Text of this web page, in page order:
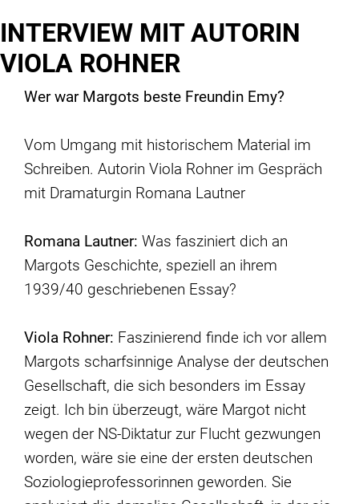
INTERVIEW MIT AUTORIN
VIOLA ROHNER
Wer war Margots beste Freundin Emy?
Vom Umgang mit historischem Material im
Schreiben. Autorin Viola Rohner im Gespräch
mit Dramaturgin Romana Lautner
Romana Lautner: Was fasziniert dich an
Margots Geschichte, speziell an ihrem
1939/40 geschriebenen Essay?
Viola Rohner: Faszinierend finde ich vor allem
Margots scharfsinnige Analyse der deutschen
Gesellschaft, die sich besonders im Essay
zeigt. Ich bin überzeugt, wäre Margot nicht
wegen der NS-Diktatur zur Flucht gezwungen
worden, wäre sie eine der ersten deutschen
Soziologieprofessorinnen geworden. Sie